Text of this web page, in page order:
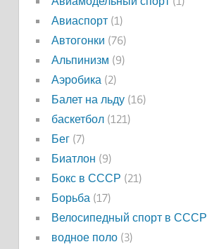
Авиаспорт(1)
Автогонки (76)
Альпинизм (9)
Аэробика(2)
Балет на льду(16)
баскетбол(121)
Бег(7)
Биатлон (9)
Бокс в СССР (21)
Борьба(17)
Велосипедный спорт в СССР
водное поло(3)